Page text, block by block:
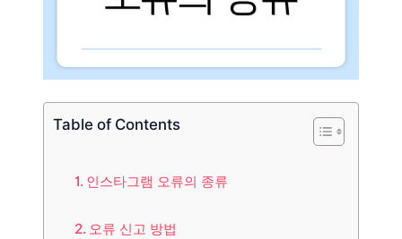
Table of Contents
인스타그램 오류의 종류
오류 신고 방법